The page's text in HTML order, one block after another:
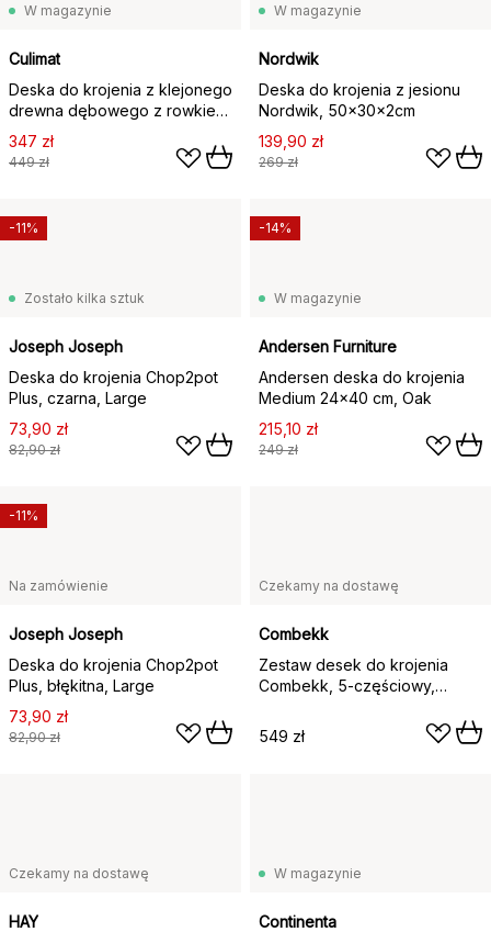
W magazynie
Culimat
Deska do krojenia z klejonego
drewna dębowego z rowkiem,
30x20 cm
347 zł
449 zł
W magazynie
Nordwik
Deska do krojenia z jesionu
Nordwik, 50x30x2cm
139,90 zł
269 zł
Zostało kilka sztuk
Joseph Joseph
Deska do krojenia Chop2pot
Plus, czarna, Large
73,90 zł
82,90 zł
-11%
W magazynie
Andersen Furniture
Andersen deska do krojenia
Medium 24x40 cm, Oak
215,10 zł
249 zł
-14%
Na zamówienie
Joseph Joseph
Deska do krojenia Chop2pot
Plus, błękitna, Large
73,90 zł
82,90 zł
-11%
Czekamy na dostawę
Combekk
Zestaw desek do krojenia
Combekk, 5-częściowy,
549 zł
Czekamy na dostawę
HAY
W magazynie
Continenta